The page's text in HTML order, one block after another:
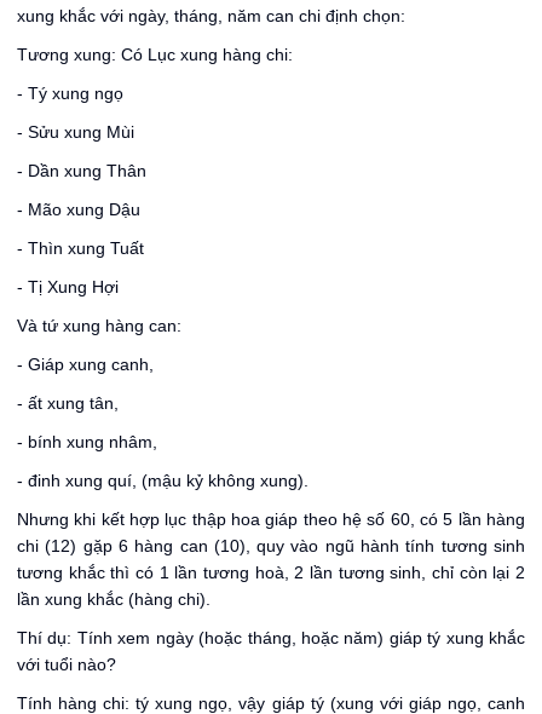
xung khắc với ngày, tháng, năm can chi định chọn:
Tương xung: Có Lục xung hàng chi:
- Tý xung ngọ
- Sửu xung Mùi
- Dần xung Thân
- Mão xung Dậu
- Thìn xung Tuất
- Tị Xung Hợi
Và tứ xung hàng can:
- Giáp xung canh,
- ất xung tân,
- bính xung nhâm,
- đinh xung quí, (mậu kỷ không xung).
Nhưng khi kết hợp lục thập hoa giáp theo hệ số 60, có 5 lần hàng
chi (12) gặp 6 hàng can (10), quy vào ngũ hành tính tương sinh
tương khắc thì có 1 lần tương hoà, 2 lần tương sinh, chỉ còn lại 2
lần xung khắc (hàng chi).
Thí dụ: Tính xem ngày (hoặc tháng, hoặc năm) giáp tý xung khắc
với tuổi nào?
Tính hàng chi: tý xung ngọ, vậy giáp tý (xung với giáp ngọ, canh